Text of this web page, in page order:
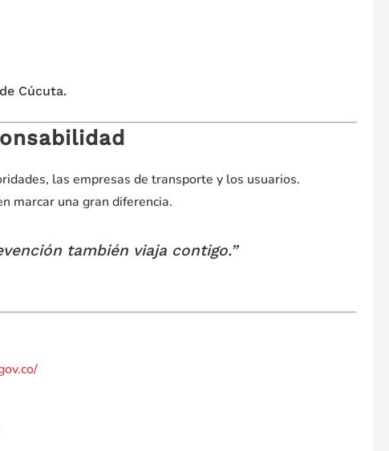
Cúcuta.
las empresas de transporte y los usuarios.
marcar una gran diferencia.
también viaja contigo.”